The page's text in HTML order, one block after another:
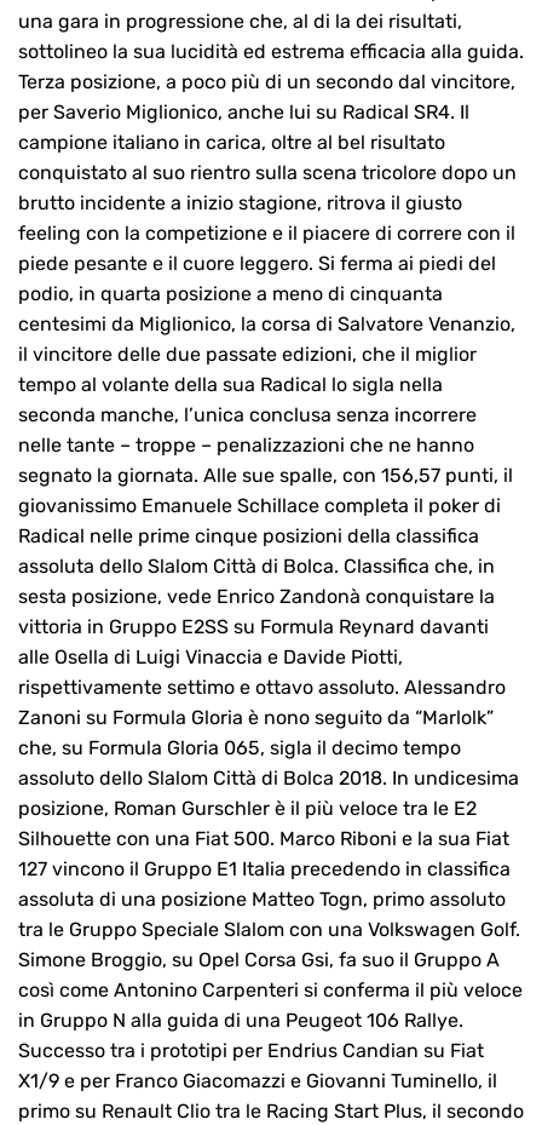
una gara in progressione che, al di la dei risultati,
sottolineo la sua lucidità ed estrema efficacia alla guida.
Terza posizione, a poco più di un secondo dal vincitore,
per Saverio Miglionico, anche lui su Radical SR4. Il
campione italiano in carica, oltre al bel risultato
conquistato al suo rientro sulla scena tricolore dopo un
brutto incidente a inizio stagione, ritrova il giusto
feeling con la competizione e il piacere di correre con il
piede pesante e il cuore leggero. Si ferma ai piedi del
podio, in quarta posizione a meno di cinquanta
centesimi da Miglionico, la corsa di Salvatore Venanzio,
il vincitore delle due passate edizioni, che il miglior
tempo al volante della sua Radical lo sigla nella
seconda manche, l’unica conclusa senza incorrere
nelle tante – troppe – penalizzazioni che ne hanno
segnato la giornata. Alle sue spalle, con 156,57 punti, il
giovanissimo Emanuele Schillace completa il poker di
Radical nelle prime cinque posizioni della classifica
assoluta dello Slalom Città di Bolca. Classifica che, in
sesta posizione, vede Enrico Zandonà conquistare la
vittoria in Gruppo E2SS su Formula Reynard davanti
alle Osella di Luigi Vinaccia e Davide Piotti,
rispettivamente settimo e ottavo assoluto. Alessandro
Zanoni su Formula Gloria è nono seguito da “Marlolk”
che, su Formula Gloria 065, sigla il decimo tempo
assoluto dello Slalom Città di Bolca 2018. In undicesima
posizione, Roman Gurschler è il più veloce tra le E2
Silhouette con una Fiat 500. Marco Riboni e la sua Fiat
127 vincono il Gruppo E1 Italia precedendo in classifica
assoluta di una posizione Matteo Togn, primo assoluto
tra le Gruppo Speciale Slalom con una Volkswagen Golf.
Simone Broggio, su Opel Corsa Gsi, fa suo il Gruppo A
così come Antonino Carpenteri si conferma il più veloce
in Gruppo N alla guida di una Peugeot 106 Rallye.
Successo tra i prototipi per Endrius Candian su Fiat
X1/9 e per Franco Giacomazzi e Giovanni Tuminello, il
primo su Renault Clio tra le Racing Start Plus, il secondo